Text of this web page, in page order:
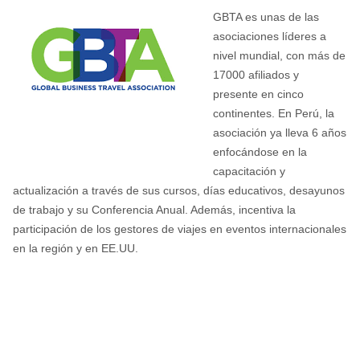
GBTA es unas de las
asociaciones líderes a
nivel mundial, con más de
17000 afiliados y
presente en cinco
continentes. En Perú, la
asociación ya lleva 6 años
enfocándose en la
capacitación y
actualización a través de sus cursos, días educativos, desayunos
de trabajo y su Conferencia Anual. Además, incentiva la
participación de los gestores de viajes en eventos internacionales
en la región y en EE.UU.